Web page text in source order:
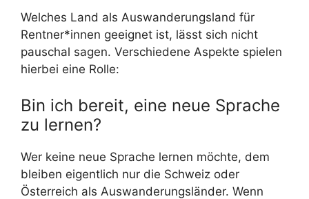
Welches Land als Auswanderungsland für
Rentner*innen geeignet ist, lässt sich nicht
pauschal sagen. Verschiedene Aspekte spielen
hierbei eine Rolle:
Bin ich bereit, eine neue Sprache
zu lernen?
Wer keine neue Sprache lernen möchte, dem
bleiben eigentlich nur die Schweiz oder
Österreich als Auswanderungsländer. Wenn